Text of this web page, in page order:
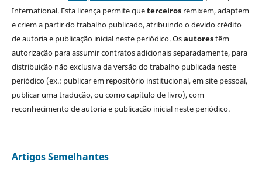
International. Esta licença permite queterceirosremixem, adaptem
e criem a partir do trabalho publicado, atribuindo o devido crédito
de autoria e publicação inicial neste periódico. Osautorestêm
autorização para assumir contratos adicionais separadamente, para
distribuição não exclusiva da versão do trabalho publicada neste
periódico (ex.: publicar em repositório institucional, em site pessoal,
publicar uma tradução, ou como capítulo de livro), com
reconhecimento de autoria e publicação inicial neste periódico.
Artigos Semelhantes